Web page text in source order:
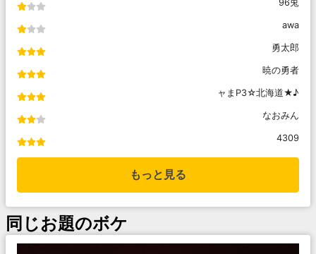
96兎
awa
勇太郎
暁の勇者
ャまP3☆北海道★♪
なおみん
4309
もっと見る
同じお題のボケ